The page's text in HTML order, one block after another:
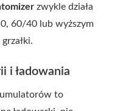
zwykle działa
60/40 lub wyższym
i ładowania
to